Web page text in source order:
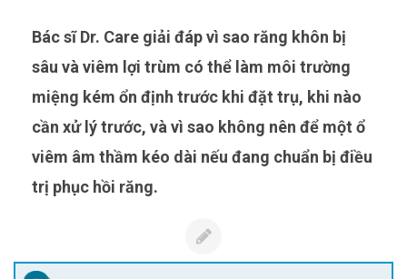
Bác sĩ Dr. Care giải đáp vì sao răng khôn bị
sâu và viêm lợi trùm có thể làm môi trường
miệng kém ổn định trước khi đặt trụ, khi nào
cần xử lý trước, và vì sao không nên để một ổ
viêm âm thầm kéo dài nếu đang chuẩn bị điều
trị phục hồi răng.